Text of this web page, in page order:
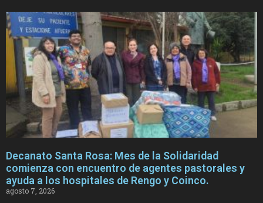
Decanato Santa Rosa: Mes de la Solidaridad
comienza con encuentro de agentes pastorales y
ayuda a los hospitales de Rengo y Coinco.
agosto 7, 2026